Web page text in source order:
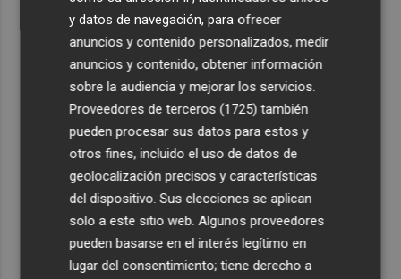
y datos de navegación, para ofrecer
anuncios y contenido personalizados, medir
anuncios y contenido, obtener información
sobre la audiencia y mejorar los servicios.
Proveedores de terceros (1725) también
pueden procesar sus datos para estos y
otros fines, incluido el uso de datos de
geolocalización precisos y características
del dispositivo. Sus elecciones se aplican
solo a este sitio web. Algunos proveedores
pueden basarse en el interés legítimo en
lugar del consentimiento; tiene derecho a